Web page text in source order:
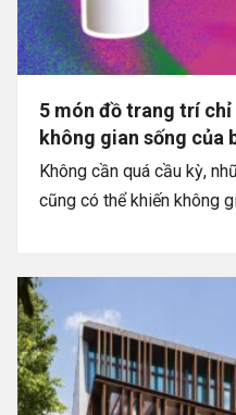
5 món đồ trang trí
không gian sống của
Không cần quá cầu kỳ,
cũng có thể khiến không